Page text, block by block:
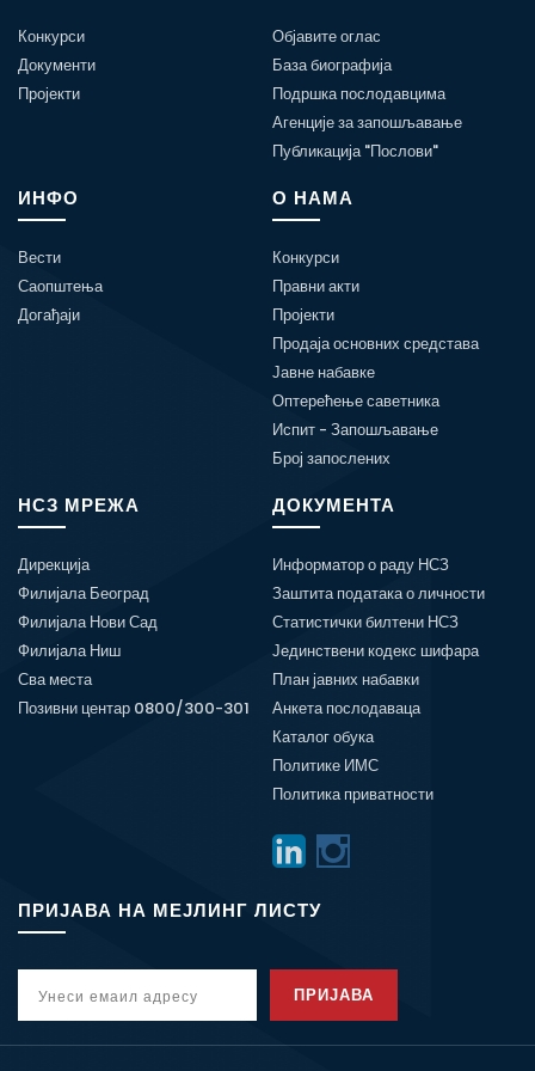
Конкурси
Документи
Пројекти
Објавите оглас
База биографија
Подршка послодавцима
Агенције за запошљавање
Публикација "Послови"
ИНФО
Вести
Саопштења
Догађаји
О НАМА
Конкурси
Правни акти
Пројекти
Продаја основних средстава
Јавне набавке
Оптерећење саветника
Испит - Запошљавање
Број запослених
НСЗ МРЕЖА
Дирекција
Филијала Београд
Филијала Нови Сад
Филијала Ниш
Сва места
Позивни центар 0800/300-301
ДОКУМЕНТА
Информатор о раду НСЗ
Заштита података о личности
Статистички билтени НСЗ
Јединствени кодекс шифара
План јавних набавки
Анкета послодаваца
Каталог обука
Политике ИМС
Политика приватности
ПРИЈАВА НА МЕЈЛИНГ ЛИСТУ
ПРИЈАВА